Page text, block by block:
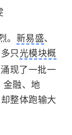
。 新易盛、
只 光模块概
现了一批一
金融、地
整体跑输大